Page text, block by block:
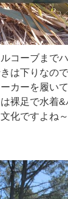
コーブまで
は下りなの
カーを履い
裸足で水着
化ですよね～